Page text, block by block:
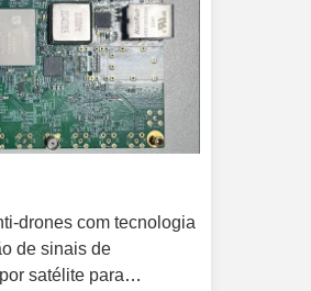
drones com tecnologia
de sinais de
satélite para